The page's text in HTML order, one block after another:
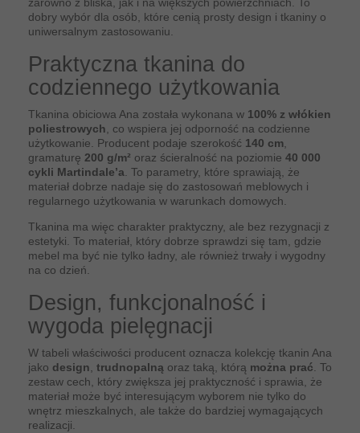
zarówno z bliska, jak i na większych powierzchniach. To
dobry wybór dla osób, które cenią prosty design i tkaniny o
uniwersalnym zastosowaniu.
Praktyczna tkanina do
codziennego użytkowania
Tkanina obiciowa Ana została wykonana w 100% z włókien
poliestrowych, co wspiera jej odporność na codzienne
użytkowanie. Producent podaje szerokość 140 cm,
gramaturę 200 g/m² oraz ścieralność na poziomie 40 000
cykli Martindale’a. To parametry, które sprawiają, że
materiał dobrze nadaje się do zastosowań meblowych i
regularnego użytkowania w warunkach domowych.
Tkanina ma więc charakter praktyczny, ale bez rezygnacji z
estetyki. To materiał, który dobrze sprawdzi się tam, gdzie
mebel ma być nie tylko ładny, ale również trwały i wygodny
na co dzień.
Design, funkcjonalność i
wygoda pielęgnacji
W tabeli właściwości producent oznacza kolekcję tkanin Ana
jako design, trudnopalną oraz taką, którą można prać. To
zestaw cech, który zwiększa jej praktyczność i sprawia, że
materiał może być interesującym wyborem nie tylko do
wnętrz mieszkalnych, ale także do bardziej wymagających
realizacji.